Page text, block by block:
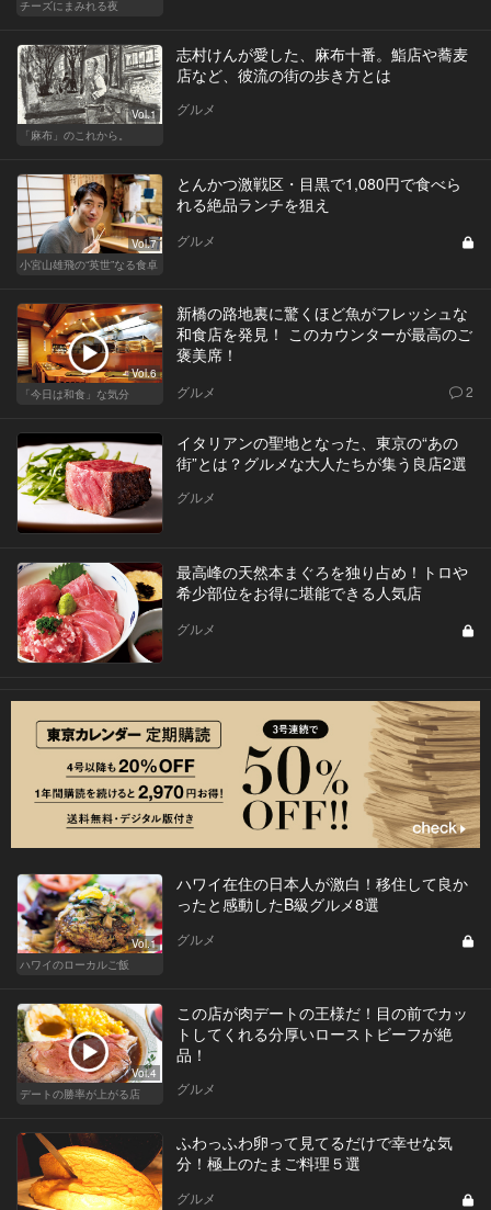
チーズにまみれる夜
Vol.1
「麻布」のこれから。
志村けんが愛した、麻布十番。鮨店や蕎麦
店など、彼流の街の歩き方とは
グルメ
Vol.7
小宮山雄飛の“英世”なる食卓
とんかつ激戦区・目黒で1,080円で食べら
れる絶品ランチを狙え
グルメ
Vol.6
「今日は和食」な気分
新橋の路地裏に驚くほど魚がフレッシュな
和食店を発見！ このカウンターが最高のご
褒美席！
グルメ 2
イタリアンの聖地となった、東京の“あの
街”とは？グルメな大人たちが集う良店2選
グルメ
最高峰の天然本まぐろを独り占め！トロや
希少部位をお得に堪能できる人気店
グルメ
Vol.1
ハワイのローカルご飯
ハワイ在住の日本人が激白！移住して良か
ったと感動したB級グルメ8選
グルメ
Vol.4
デートの勝率が上がる店
この店が肉デートの王様だ！目の前でカッ
トしてくれる分厚いローストビーフが絶
品！
グルメ
ふわっふわ卵って見てるだけで幸せな気
分！極上のたまご料理５選
グルメ